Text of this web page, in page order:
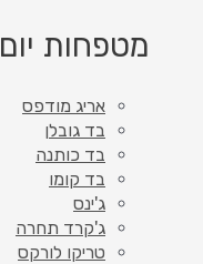
מטפחות יום
אריג מודפס
בד גובלן
בד כותנה
בד קומו
ג'ינס
ג'קרד תחרה
טריקו לורקס